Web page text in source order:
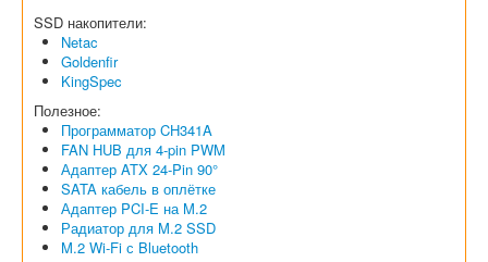
SSD накопители:
Netac
Goldenfir
KingSpec
Полезное:
Программатор CH341A
FAN HUB для 4-pin PWM
Адаптер ATX 24-Pin 90°
SATA кабель в оплётке
Адаптер PCI-E на M.2
Радиатор для M.2 SSD
M.2 Wi-Fi с Bluetooth